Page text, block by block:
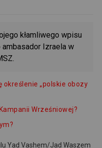
kłamliwego wpisu
Izraela w
określenie „polskie obozy
Wrześniowej?
Yad Vashem/Jad Waszem